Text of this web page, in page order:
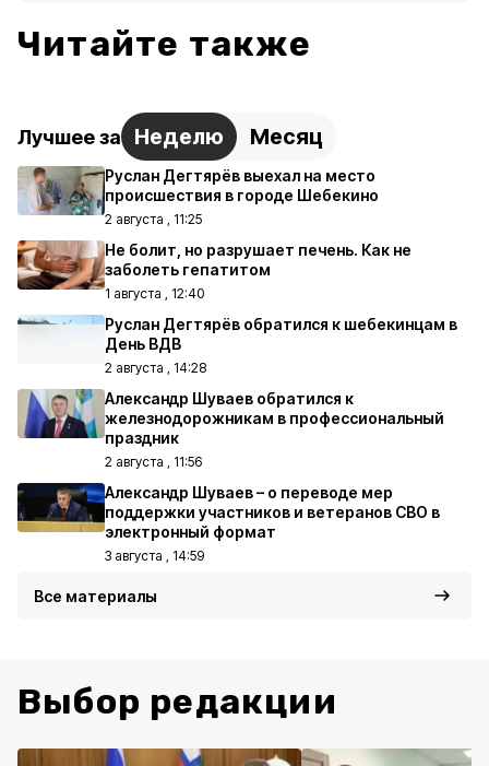
Читайте также
Лучшее за Неделю Месяц
Руслан Дегтярёв выехал на место
происшествия в городе Шебекино
2 августа , 11:25
Не болит, но разрушает печень. Как не
заболеть гепатитом
1 августа , 12:40
Руслан Дегтярёв обратился к шебекинцам в
День ВДВ
2 августа , 14:28
Александр Шуваев обратился к
железнодорожникам в профессиональный
праздник
2 августа , 11:56
Александр Шуваев – о переводе мер
поддержки участников и ветеранов СВО в
электронный формат
3 августа , 14:59
Все материалы
Выбор редакции